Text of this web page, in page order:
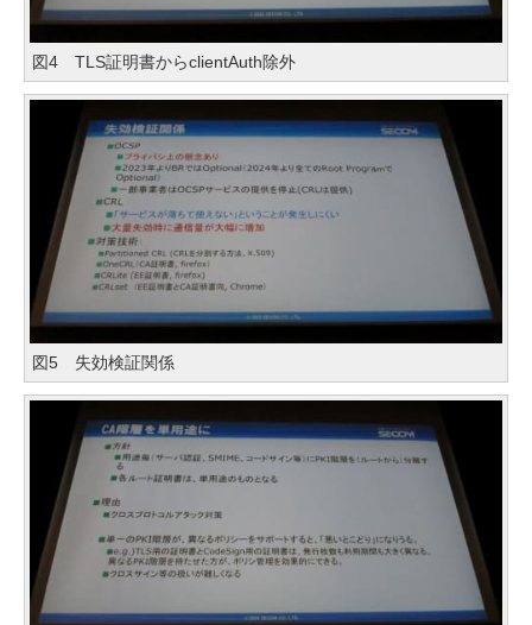
図4 TLS証明書からclientAuth除外
図5 失効検証関係